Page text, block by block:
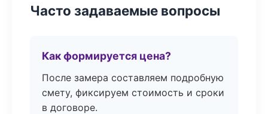
Часто задаваемые вопросы
Как формируется цена?
После замера составляем подробную
смету, фиксируем стоимость и сроки
в договоре.